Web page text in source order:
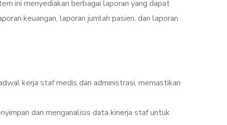
ini menyediakan berbagai laporan yang dapat
keuangan, laporan jumlah pasien, dan laporan
kerja staf medis dan administrasi, memastikan
dan menganalisis data kinerja staf untuk